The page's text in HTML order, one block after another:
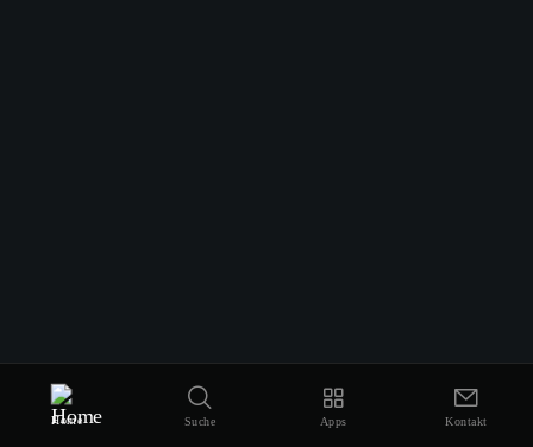
Home Suche Apps Kontakt